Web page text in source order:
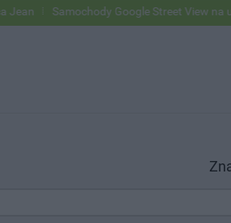
Samochody Google Street View na ulicach